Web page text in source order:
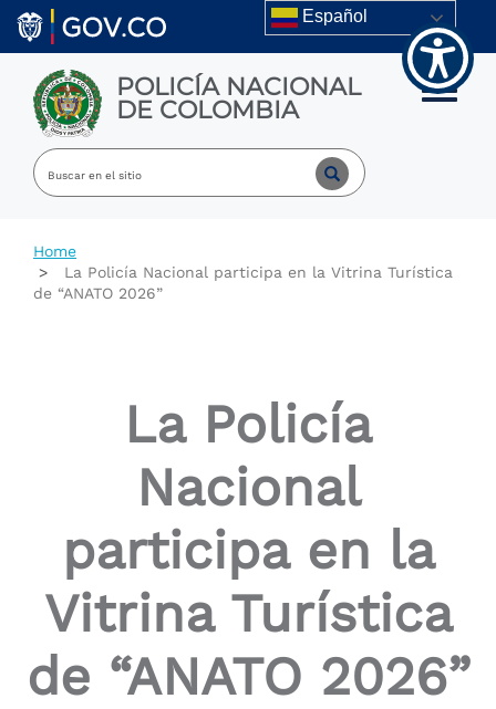
Welcome
All
Accessibility
screen
reader.
Accessibility
interact
Skip to main content Español
POLICÍA NACIONAL
DE COLOMBIA Toggle
Home
La Policía Nacional participa en la Vitrina Turística
de “ANATO 2026”
La Policía
Nacional
participa en la
Vitrina Turística
de “ANATO 2026”